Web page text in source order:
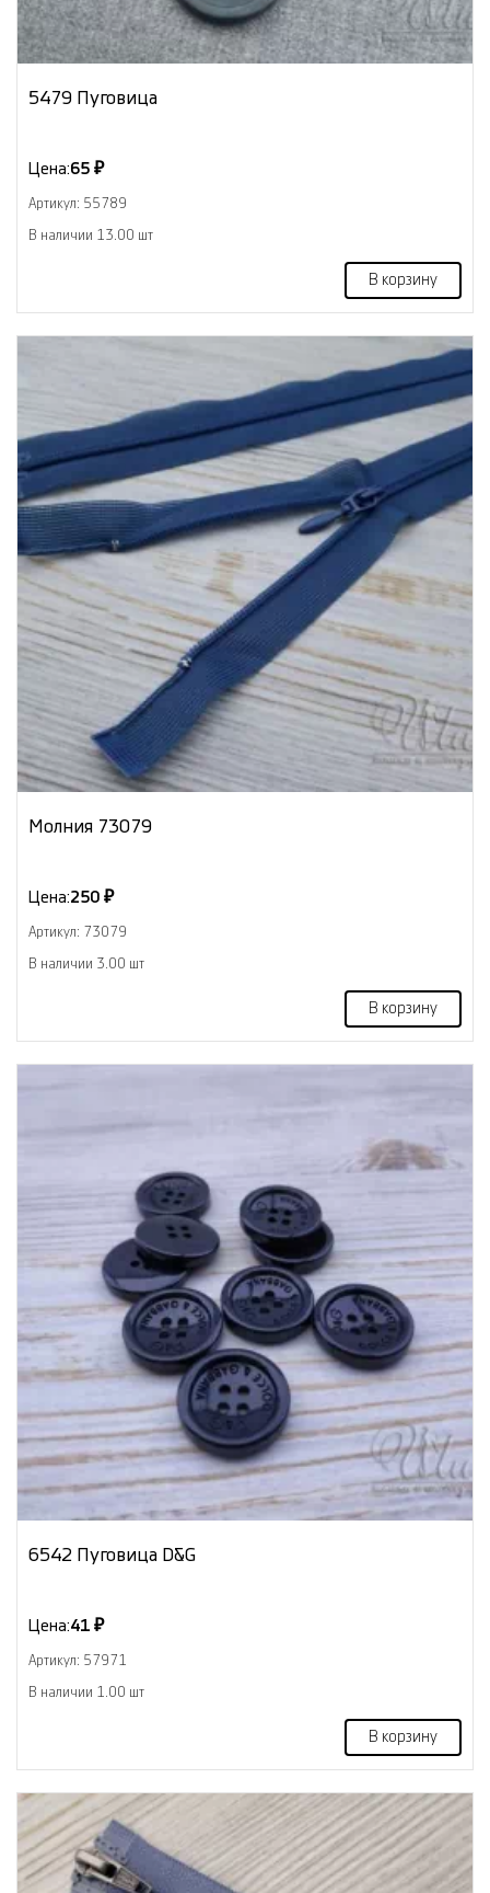
5479 Пуговица
Цена:65 ₽
Артикул: 55789
В наличии 13.00 шт
В корзину
Молния 73079
Цена:250 ₽
Артикул: 73079
В наличии 3.00 шт
В корзину
6542 Пуговица D&G
Цена:41 ₽
Артикул: 57971
В наличии 1.00 шт
В корзину